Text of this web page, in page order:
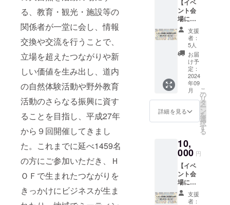
る、教育・観光・施設等の
関係者が⼀堂に会し、情報
交換や交流を⾏うことで、
⽴場を超えたつながりや新
しい価値を⽣み出し、道内
の⾃然体験活動や野外教育
活動のさらなる振興に資す
ることを⽬指し、平成27年
から９回開催してきまし
た。これまでに延べ1459名
の⽅にご参加いただき、Ｈ
ＯＦで⽣まれたつながりを
きっかけにビジネスが⽣ま
い。
掲
載を辞
退され
る場合
は、辞
退とご
記入く
ださ
い。 掲
載期
間：北
海道ア
ウトド
2024開
催期間
中
（2024
年11月
15日
ます。
イベン
ト当
日、会
場にお
名前を
掲示さ
せてい
ただき
ます。
※支援
時、必
ず備考
欄に掲
前をご
記入く
ださ
い。
掲
載を辞
退され
る場合
【イベ
ント会
場にお
名前を
掲示・
お礼の
メッ
セー
ジ】 感
謝の気
持ちを
込め
て、お
礼の
メッ
セージ
金受領
書をお
送りし
ます。
イベン
ト当
日、会
場にお
支援
者：
5人
お届
け予
定：
2024
年09
月
詳細を見る
こ
の
リ
タ
ー
ン
を
選
択
す
る
10,
000 円
【イベ
ント会
場にお
名前を
掲示・
支援
者：